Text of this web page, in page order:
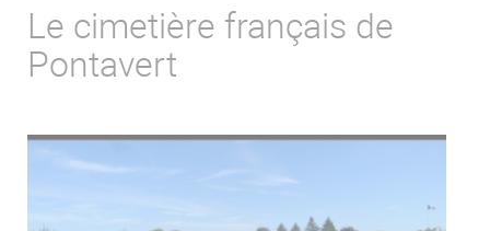
Le cimetière français de
Pontavert